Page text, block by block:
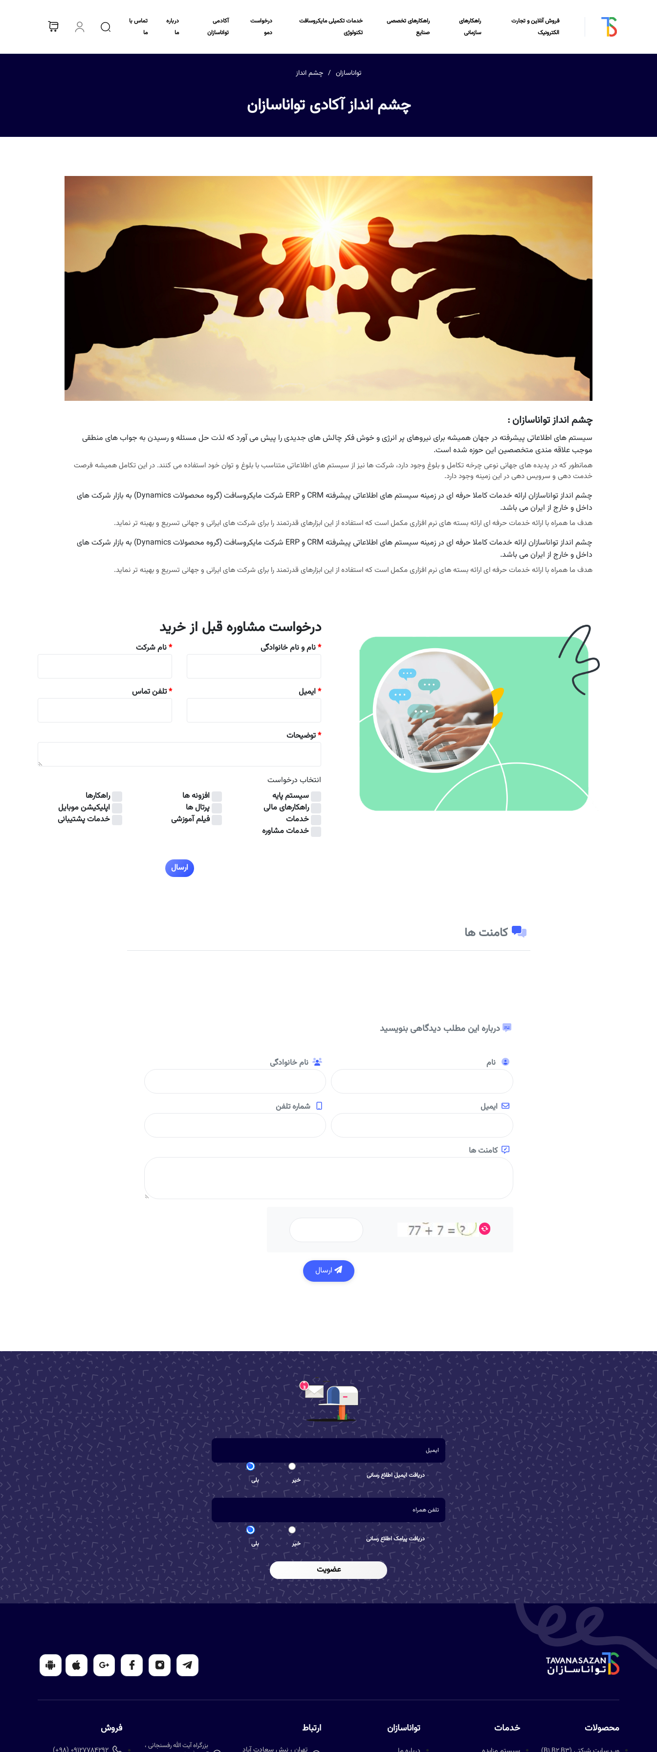
فروش آنلاین و تجارت
الکترونیک
راهکارهای
سازمانی
راهکارهای تخصصی
صنایع
خدمات تکمیلی مایکروسافت
تکنولوژی
درخواست
دمو
آکادمی
تواناسازان
درباره
ما
تماس با
ما
تواناسازان چشم انداز
چشم انداز آکادی تواناسازان
چشم انداز تواناسازان :
سیستم های اطلاعاتی پیشرفته در جهان همیشه برای نیروهای پر انرژی و خوش فکر چالش های جدیدی را پیش می آورد که لذت حل مسئله و رسیدن به جواب های منطقی
موجب علاقه مندی متخصصین این حوزه شده است.
همانطور که در پدیده های جهانی نوعی چرخه تکامل و بلوغ وجود دارد، شرکت ها نیز از سیستم های اطلاعاتی متناسب با بلوغ و توان خود استفاده می کنند. در این تکامل همیشه فرصت
خدمت دهی و سرویس دهی در این زمینه وجود دارد.
چشم انداز تواناسازان ارائه خدمات کاملا حرفه ای در زمینه سیستم های اطلاعاتی پیشرفته CRM و ERP شرکت مایکروسافت (گروه محصولات Dynamics) به بازار شرکت های
داخل و خارج از ایران می باشد.
هدف ما همراه با ارائه خدمات حرفه ای ارائه بسته های نرم افزاری مکمل است که استفاده از این ابزارهای قدرتمند را برای شرکت های ایرانی و جهانی تسریع و بهینه تر نماید.
چشم انداز تواناسازان ارائه خدمات کاملا حرفه ای در زمینه سیستم های اطلاعاتی پیشرفته CRM و ERP شرکت مایکروسافت (گروه محصولات Dynamics) به بازار شرکت های
داخل و خارج از ایران می باشد.
هدف ما همراه با ارائه خدمات حرفه ای ارائه بسته های نرم افزاری مکمل است که استفاده از این ابزارهای قدرتمند را برای شرکت های ایرانی و جهانی تسریع و بهینه تر نماید.
درخواست مشاوره قبل از خرید
*
*
*
*تلفن تماس
*
انتخاب درخواست
سیستم پایه
افزونه ها
راهکارها
راهکارهای مالی
پرتال ها
اپلیکیشن موبایل
خدمات
فیلم آموزشی
خدمات پشتیبانی
خدمات مشاوره
ارسال
کامنت ها
درباره این مطلب دیدگاهی بنویسید
نام نام خانوادگی
ایمیل شماره تلفن
کامنت ها
دریافت ایمیل اطلاع رسانی
خیر بلی
دریافت پیامک اطلاع رسانی
خیر بلی
عضویت
محصولات خدمات تواناسازان ارتباط
بزرگراه آیت الله رفسنجانی ،
فروش